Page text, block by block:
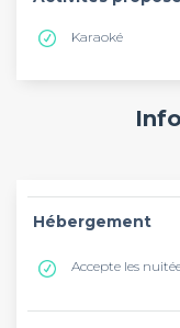
Karaoké
Hébergement
Accepte les